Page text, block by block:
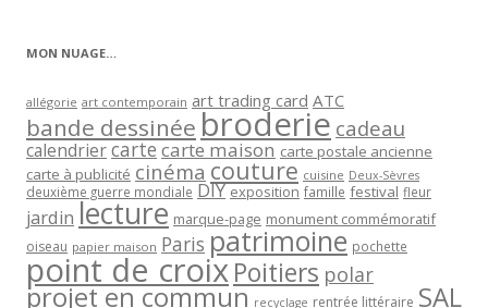
MON NUAGE…
allégorie art contemporain art trading card ATC
bande dessinée broderie cadeau
calendriercartecarte maison carte postale ancienne
carte à publicité cinéma couture cuisine Deux-Sèvres
deuxième guerre mondiale DIY exposition famille festival fleur
jardin lecture marque-page monument commémoratif
oiseau papier maison Paris patrimoine pochette
point de croixPoitiers polar
projet en commun recyclage rentrée littéraire SAL